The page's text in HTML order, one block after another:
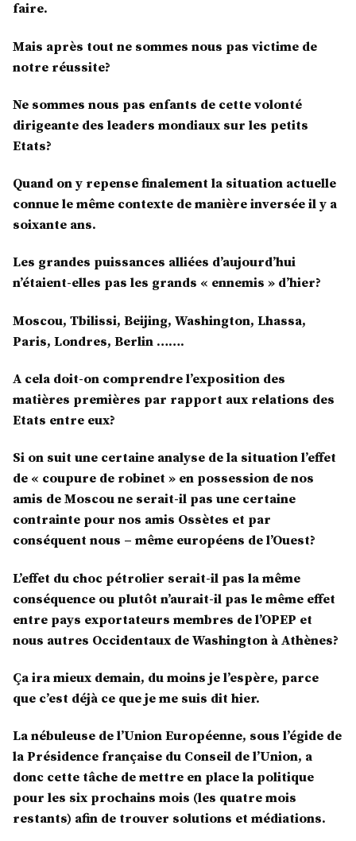
faire.
Mais après tout ne sommes nous pas victime de
notre réussite?
Ne sommes nous pas enfants de cette volonté
dirigeante des leaders mondiaux sur les petits
Etats?
Quand on y repense finalement la situation actuelle
connue le même contexte de manière inversée il y a
soixante ans.
Les grandes puissances alliées d’aujourd’hui
n’étaient-elles pas les grands « ennemis » d’hier?
Moscou, Tbilissi, Beijing, Washington, Lhassa,
Paris, Londres, Berlin …….
A cela doit-on comprendre l’exposition des
matières premières par rapport aux relations des
Etats entre eux?
Si on suit une certaine analyse de la situation l’effet
de « coupure de robinet » en possession de nos
amis de Moscou ne serait-il pas une certaine
contrainte pour nos amis Ossètes et par
conséquent nous – même européens de l’Ouest?
L’effet du choc pétrolier serait-il pas la même
conséquence ou plutôt n’aurait-il pas le même effet
entre pays exportateurs membres de l’OPEP et
nous autres Occidentaux de Washington à Athènes?
Ça ira mieux demain, du moins je l’espère, parce
que c’est déjà ce que je me suis dit hier.
La nébuleuse de l’Union Européenne, sous l’égide de
la Présidence française du Conseil de l’Union, a
donc cette tâche de mettre en place la politique
pour les six prochains mois (les quatre mois
restants) afin de trouver solutions et médiations.